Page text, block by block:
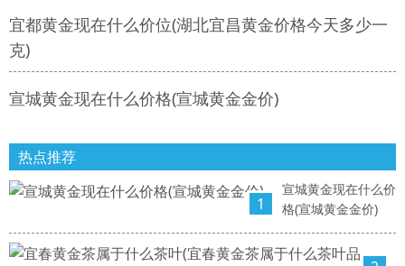
宜都黄金现在什么价位(湖北宜昌黄金价格今天多少一
克)
宣城黄金现在什么价格(宣城黄金金价)
热点推荐
1
宣城黄金现在什么价
格(宣城黄金金价)